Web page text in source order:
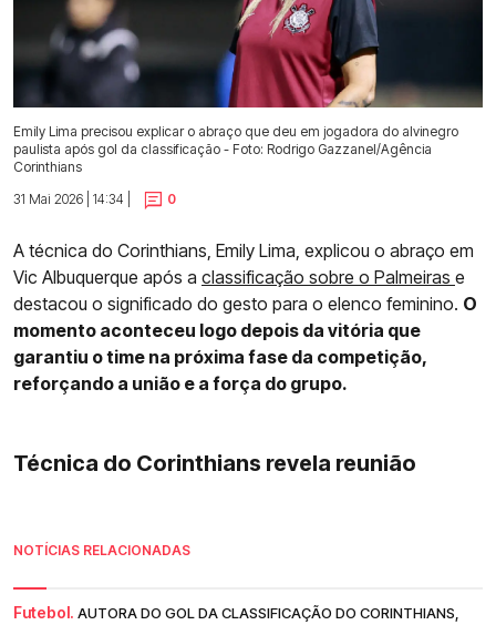
Emily Lima precisou explicar o abraço que deu em jogadora do alvinegro
paulista após gol da classificação - Foto: Rodrigo Gazzanel/Agência
Corinthians
31 Mai 2026 | 14:34 |
0
A técnica do Corinthians, Emily Lima, explicou o abraço em
Vic Albuquerque após a classificação sobre o Palmeiras e
destacou o significado do gesto para o elenco feminino. O
momento aconteceu logo depois da vitória que
garantiu o time na próxima fase da competição,
reforçando a união e a força do grupo.
Técnica do Corinthians revela reunião
NOTÍCIAS RELACIONADAS
Futebol. AUTORA DO GOL DA CLASSIFICAÇÃO DO CORINTHIANS,